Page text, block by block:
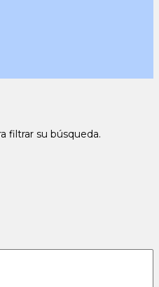
filtrar su búsqueda.